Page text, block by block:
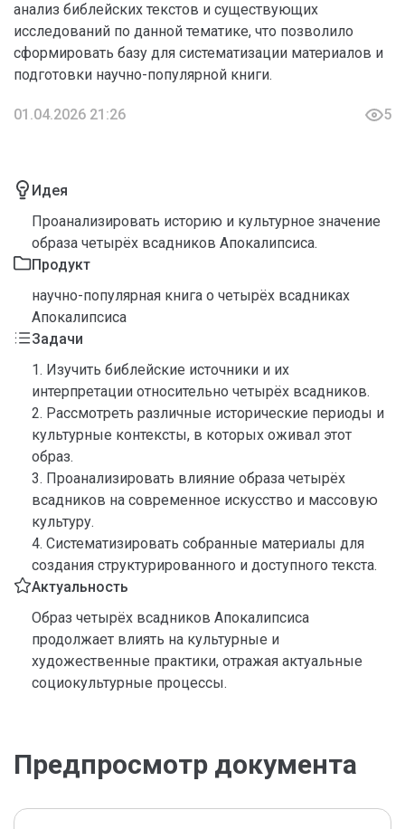
анализ библейских текстов и существующих
исследований по данной тематике, что позволило
сформировать базу для систематизации материалов и
подготовки научно-популярной книги.
01.04.2026 21:26 5
Идея
Проанализировать историю и культурное значение
образа четырёх всадников Апокалипсиса.
Продукт
научно-популярная книга о четырёх всадниках
Апокалипсиса
Задачи
1. Изучить библейские источники и их
интерпретации относительно четырёх всадников.
2. Рассмотреть различные исторические периоды и
культурные контексты, в которых оживал этот
образ.
3. Проанализировать влияние образа четырёх
всадников на современное искусство и массовую
культуру.
4. Систематизировать собранные материалы для
создания структурированного и доступного текста.
Актуальность
Образ четырёх всадников Апокалипсиса
продолжает влиять на культурные и
художественные практики, отражая актуальные
социокультурные процессы.
Предпросмотр документа